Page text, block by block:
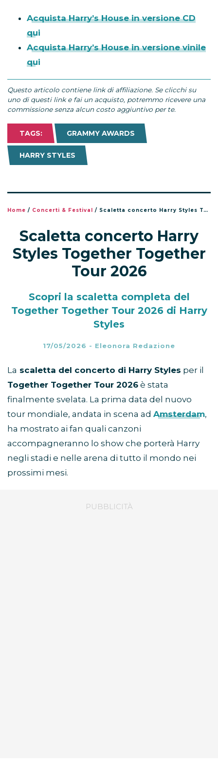
Acquista Harry’s House in versione CD
qui
Acquista Harry’s House in versione vinile
qui
Questo articolo contiene link di affiliazione. Se clicchi su
uno di questi link e fai un acquisto, potremmo ricevere una
commissione senza alcun costo aggiuntivo per te.
TAGS: GRAMMY AWARDS
HARRY STYLES
Home / Concerti & Festival / Scaletta concerto Harry Styles Together Together Tour 2026
Scaletta concerto Harry
Styles Together Together
Tour 2026
Scopri la scaletta completa del
Together Together Tour 2026 di Harry
Styles
17/05/2026 - Eleonora Redazione
La scaletta del concerto di Harry Styles per il
Together Together Tour 2026 è stata
finalmente svelata. La prima data del nuovo
tour mondiale, andata in scena ad Amsterdam,
ha mostrato ai fan quali canzoni
accompagneranno lo show che porterà Harry
negli stadi e nelle arena di tutto il mondo nei
prossimi mesi.